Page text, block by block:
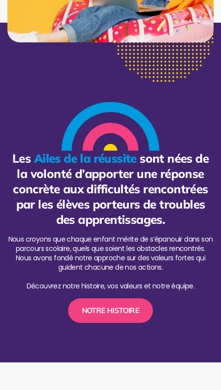
LesAiles de la réussitesont nées de
la volonté d’apporter une réponse
concrète aux difficultés rencontrées
par les élèves porteurs de troubles
des apprentissages.
Nous croyons que chaque enfant mérite de s’épanouir dans son
parcours scolaire, quels que soient les obstacles rencontrés.
Nous avons fondé notre approche sur des valeurs fortes qui
guident chacune de nos actions.
Découvrez notre histoire, vos valeurs et notre équipe.
NOTRE HISTOIRE